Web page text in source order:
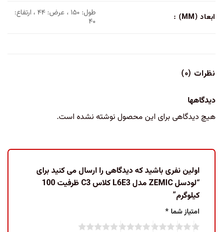
ابعاد (MM) : طول: ۱۵۰ ، عرض: ۴۴ ، ارتفاع:
۴۰
نظرات (۰)
دیدگاهها
هیچ دیدگاهی برای این محصول نوشته نشده است.
اولین نفری باشید که دیدگاهی را ارسال می کنید برای
“لودسل ZEMIC مدل L6E3 کلاس C3 ظرفیت 100
کیلوگرم”
امتیاز شما *